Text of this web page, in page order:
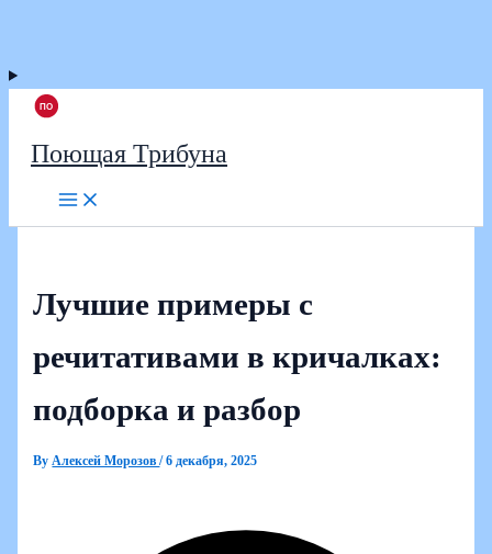
Поющая Трибуна
Лучшие примеры с
речитативами в кричалках:
подборка и разбор
ByАлексей Морозов/6 декабря, 2025